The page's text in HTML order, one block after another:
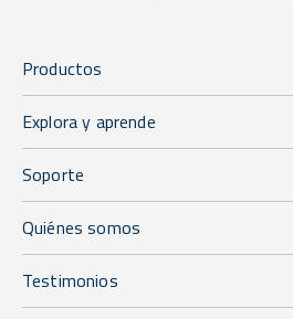
Productos
Explora y aprende
Soporte
Quiénes somos
Testimonios